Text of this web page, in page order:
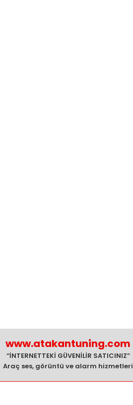
www.atakantuning.com
“İNTERNETTEKİ GÜVENİLİR SATICINIZ”
Araç ses, görüntü ve alarm hizmetleri